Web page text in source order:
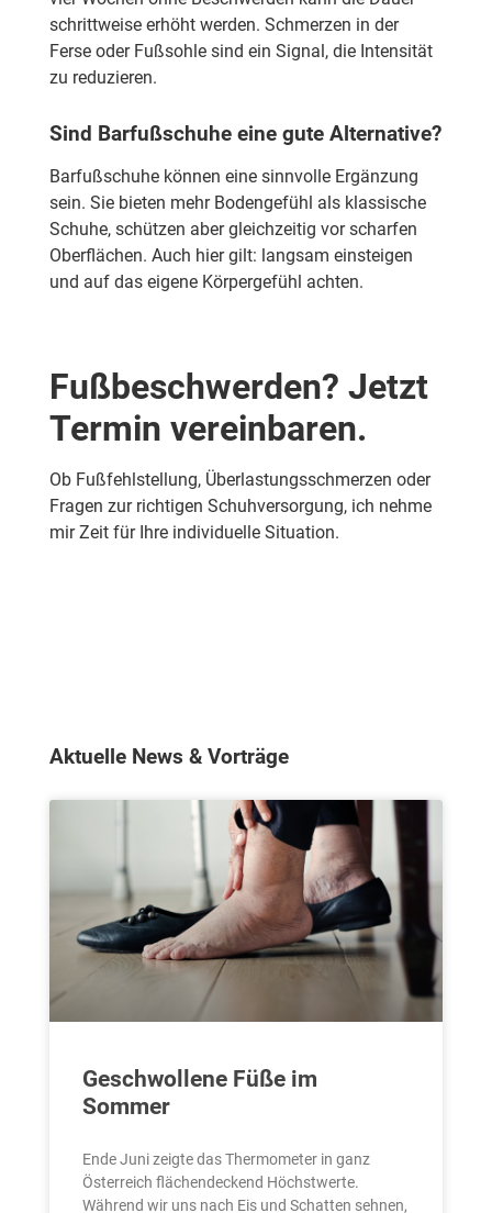
schrittweise erhöht werden. Schmerzen in der
Ferse oder Fußsohle sind ein Signal, die Intensität
zu reduzieren.
Sind Barfußschuhe eine gute Alternative?
Barfußschuhe können eine sinnvolle Ergänzung
sein. Sie bieten mehr Bodengefühl als klassische
Schuhe, schützen aber gleichzeitig vor scharfen
Oberflächen. Auch hier gilt: langsam einsteigen
und auf das eigene Körpergefühl achten.
Fußbeschwerden? Jetzt
Termin vereinbaren.
Ob Fußfehlstellung, Überlastungsschmerzen oder
Fragen zur richtigen Schuhversorgung, ich nehme
mir Zeit für Ihre individuelle Situation.
Aktuelle News & Vorträge
Geschwollene Füße im
Sommer
Ende Juni zeigte das Thermometer in ganz
Österreich flächendeckend Höchstwerte.
Während wir uns nach Eis und Schatten sehnen,